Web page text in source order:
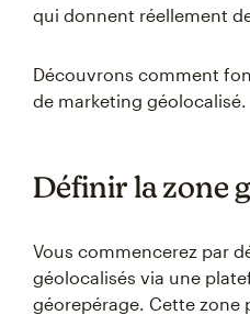
qui donnent réellement
Découvrons comment
de marketing géolocalisé.
Définir la zone
Vous commencerez par
géolocalisés via une
géorepérage. Cette zone